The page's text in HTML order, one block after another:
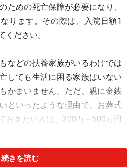
ための死亡保障が必要になり、
ります。その際は、入院日額1
ください。
などの扶養家族がいるわけでは
しても生活に困る家族はいない
かまいません。ただ、親に金銭
といったような理由で、お葬式
おきたい人は、300万～500万円
ことになるので、定期保険で10
ばいいでしょう。
続きを読む